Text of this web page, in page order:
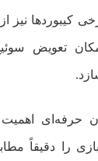
تعویض
حرفه‌ای اهمیت
را دقیقاً